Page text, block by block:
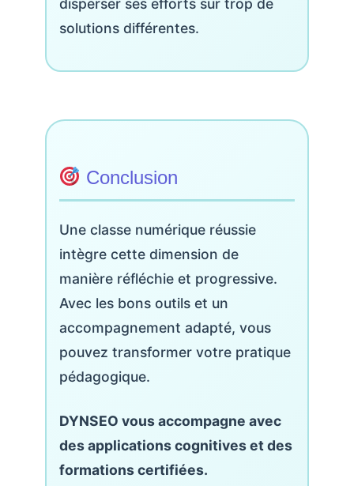
disperser ses efforts sur trop de
solutions différentes.
Conclusion
Une classe numérique réussie
intègre cette dimension de
manière réfléchie et progressive.
Avec les bons outils et un
accompagnement adapté, vous
pouvez transformer votre pratique
pédagogique.
DYNSEO vous accompagne avec
des applications cognitives et des
formations certifiées.